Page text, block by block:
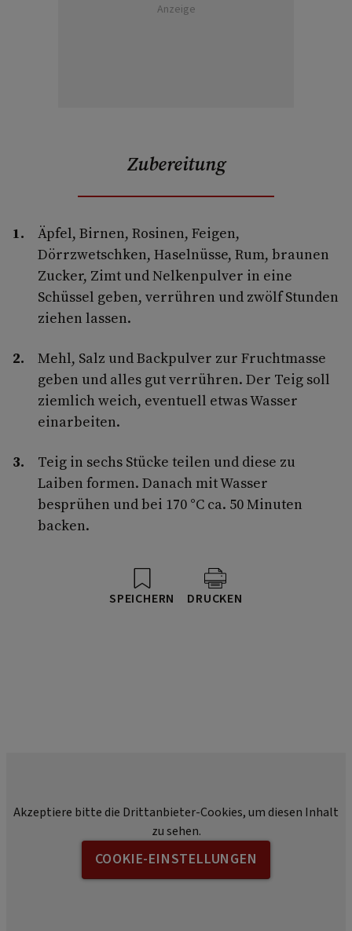
Anzeige
Zubereitung
Äpfel, Birnen, Rosinen, Feigen,
Dörrzwetschken, Haselnüsse, Rum, braunen
Zucker, Zimt und Nelkenpulver in eine
Schüssel geben, verrühren und zwölf Stunden
ziehen lassen.
Mehl, Salz und Backpulver zur Fruchtmasse
geben und alles gut verrühren. Der Teig soll
ziemlich weich, eventuell etwas Wasser
einarbeiten.
Teig in sechs Stücke teilen und diese zu
Laiben formen. Danach mit Wasser
besprühen und bei 170 °C ca. 50 Minuten
backen.
SPEICHERN DRUCKEN
Akzeptiere bitte die Drittanbieter-Cookies, um diesen Inhalt
zu sehen.
COOKIE-EINSTELLUNGEN